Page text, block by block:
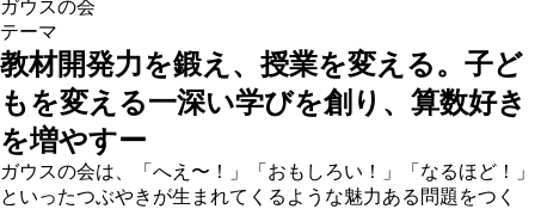
ガウスの会
テーマ
教材開発力を鍛え、授業を変える。子ど
もを変える一深い学びを創り、算数好き
を増やすー
ガウスの会は、「へえ〜！」「おもしろい！」「なるほど！」
といったつぶやきが生まれてくるような魅力ある問題をつく